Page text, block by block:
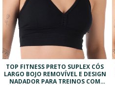
TOP FITNESS PRETO SUPLEX CÓS
LARGO BOJO REMOVÍVEL E DESIGN
NADADOR PARA TREINOS COM